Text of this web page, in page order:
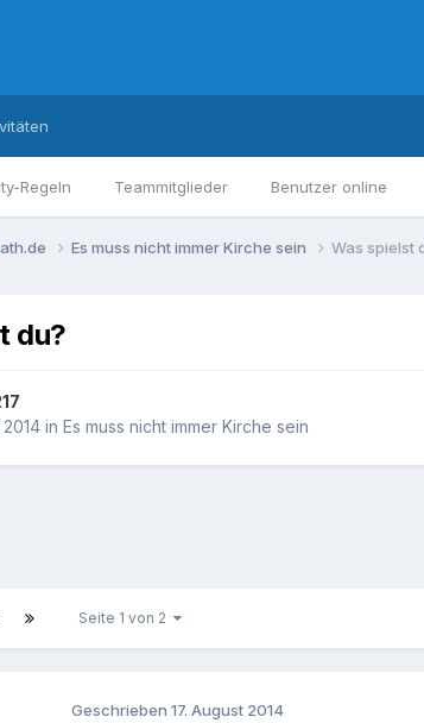
Regeln Teammitglieder Benutzer online
Es muss nicht immer Kirche sein Was spielst
du?
2014 in Es muss nicht immer Kirche sein
Seite 1 von 2
Geschrieben 17. August 2014